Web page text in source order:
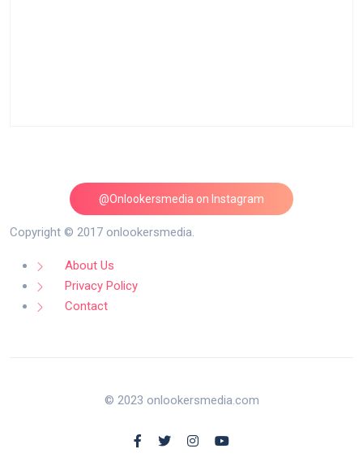
@Onlookersmedia on Instagram
Follow on Instagram
Copyright © 2017 onlookersmedia.
About Us
Privacy Policy
Contact
© 2023 onlookersmedia.com